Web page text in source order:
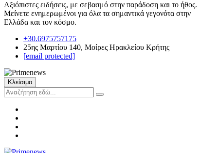
Αξιόπιστες ειδήσεις, με σεβασμό στην παράδοση και το ήθος.
Μείνετε ενημερωμένοι για όλα τα σημαντικά γεγονότα στην
Ελλάδα και τον κόσμο.
+30.6975757175
25ης Μαρτίου 140, Μοίρες Ηρακλείου Κρήτης
[email protected]
Κλείσιμο